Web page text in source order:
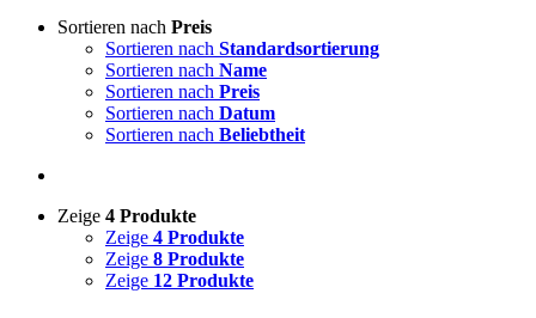
Sortieren nach Preis
Sortieren nach Standardsortierung
Sortieren nach Name
Sortieren nach Preis
Sortieren nach Datum
Sortieren nach Beliebtheit
Zeige 4 Produkte
Zeige 4 Produkte
Zeige 8 Produkte
Zeige 12 Produkte